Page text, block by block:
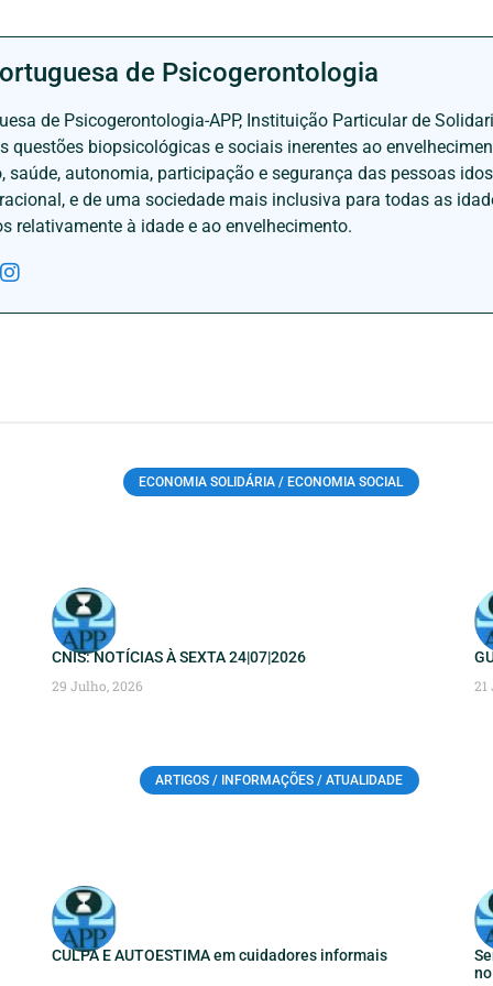
de Psicogerontologia
de Psicogerontologia-APP, Instituição Particular de
questões biopsicológicas e sociais inerentes ao
saúde, autonomia, participação e segurança das pessoas
e de uma sociedade mais inclusiva para todas as
relativamente à idade e ao envelhecimento.
ECONOMIA SOLIDÁRIA / ECONOMIA SOCIAL
CNIS: NOTÍCIAS À SEXTA 24|07|2026
29 Julho, 2026
21
ARTIGOS / INFORMAÇÕES / ATUALIDADE
CULPA E AUTOESTIMA em cuidadores informais